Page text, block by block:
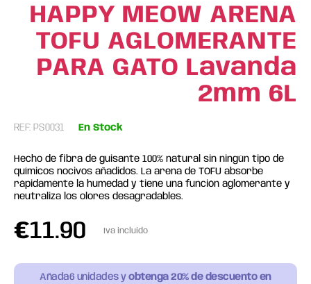
HAPPY MEOW ARENA
TOFU AGLOMERANTE
PARA GATO Lavanda
2mm 6L
REF: PS0031 En Stock
Hecho de fibra de guisante 100% natural sin ningún tipo de
químicos nocivos añadidos. La arena de TOFU absorbe
rápidamente la humedad y tiene una función aglomerante y
neutraliza los olores desagradables.
€11.90 Iva incluido
Añada6 unidades yobtenga 20% de descuento en